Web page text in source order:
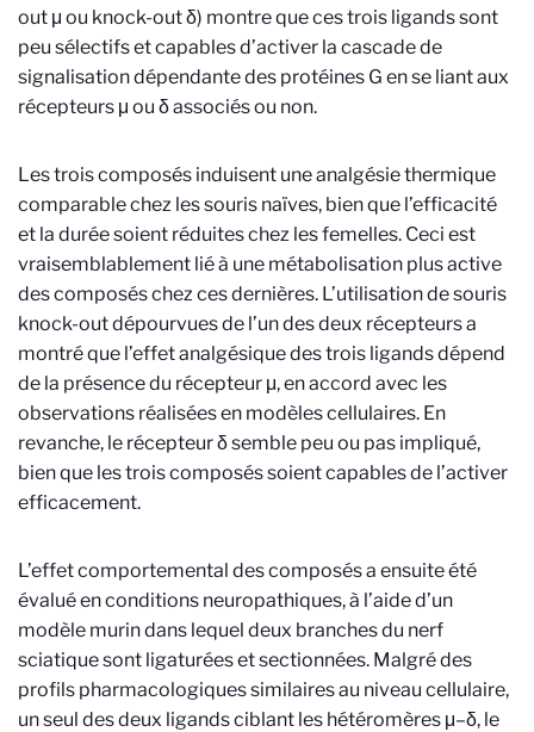
out μ ou knock-out δ) montre que ces trois ligands sont
peu sélectifs et capables d’activer la cascade de
signalisation dépendante des protéines G en se liant aux
récepteurs μ ou δ associés ou non.
Les trois composés induisent une analgésie thermique
comparable chez les souris naïves, bien que l’efficacité
et la durée soient réduites chez les femelles. Ceci est
vraisemblablement lié à une métabolisation plus active
des composés chez ces dernières. L’utilisation de souris
knock-out dépourvues de l’un des deux récepteurs a
montré que l’effet analgésique des trois ligands dépend
de la présence du récepteur μ, en accord avec les
observations réalisées en modèles cellulaires. En
revanche, le récepteur δ semble peu ou pas impliqué,
bien que les trois composés soient capables de l’activer
efficacement.
L’effet comportemental des composés a ensuite été
évalué en conditions neuropathiques, à l’aide d’un
modèle murin dans lequel deux branches du nerf
sciatique sont ligaturées et sectionnées. Malgré des
profils pharmacologiques similaires au niveau cellulaire,
un seul des deux ligands ciblant les hétéromères μ–δ, le